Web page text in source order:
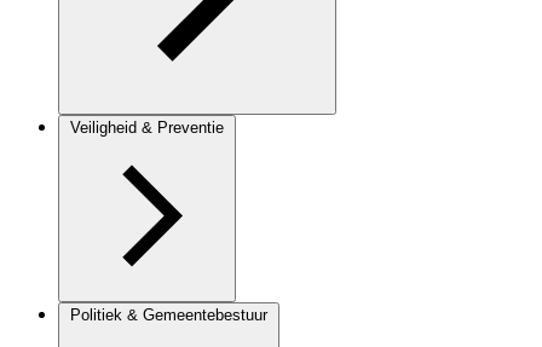
Veiligheid & Preventie
Politiek & Gemeentebestuur